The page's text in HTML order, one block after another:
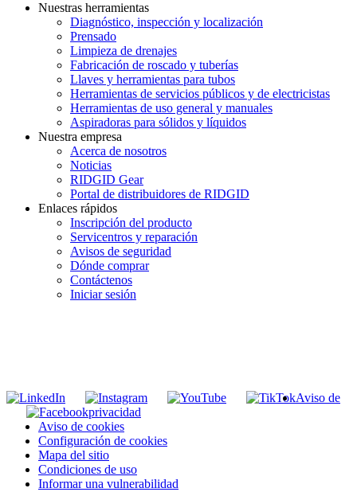
Nuestras herramientas
Diagnóstico, inspección y localización
Prensado
Limpieza de drenajes
Fabricación de roscado y tuberías
Llaves y herramientas para tubos
Herramientas de servicios públicos y de electricistas
Herramientas de uso general y manuales
Aspiradoras para sólidos y líquidos
Nuestra empresa
Acerca de nosotros
Noticias
RIDGID Gear
Portal de distribuidores de RIDGID
Enlaces rápidos
Inscripción del producto
Servicentros y reparación
Avisos de seguridad
Dónde comprar
Contáctenos
Iniciar sesión
Aviso de
privacidad
Aviso de cookies
Configuración de cookies
Mapa del sitio
Condiciones de uso
Informar una vulnerabilidad